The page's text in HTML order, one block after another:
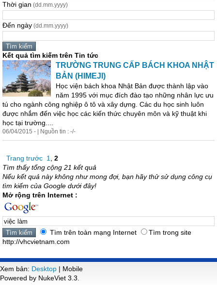
Thời gian (dd.mm.yyyy)
Đến ngày (dd.mm.yyyy)
Kết quả tìm kiếm trên Tin tức
TRƯỜNG TRUNG CẤP BÁCH KHOA NHẬT
BẢN (HIMEJI)
Học viện bách khoa Nhật Bản được thành lập vào
năm 1995 với mục đích đào tạo những nhân lực ưu
tú cho ngành công nghiệp ô tô và xây dựng. Các du học sinh luôn
được nhắm đến việc học các kiến thức chuyên môn và kỹ thuật khi
học tại trường....
06/04/2015 - | Nguồn tin : -/-
Trang trước 1
2
Tìm thấy tổng cộng 21 kết quả
Nếu kết quả này không như mong đợi, bạn hãy thử sử dụng công cụ
tìm kiếm của Google dưới đây!
Mở rộng trên Internet :
Tìm trên toàn mạng Internet
Tìm trong site
http://vhcvietnam.com
Xem bản: Desktop | Mobile
Powered by NukeViet 3.3.